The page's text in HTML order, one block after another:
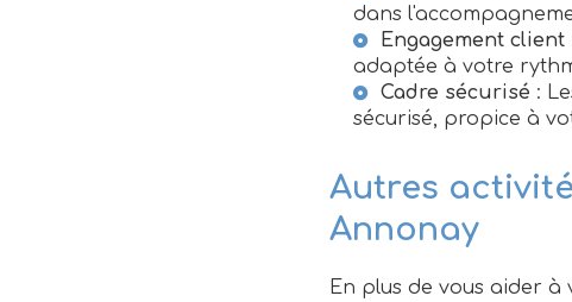
dans
Engagement client
adaptée à votre
Cadre sécurisé :
sécurisé, propice à
Autres
Annonay
En plus de vous aider à